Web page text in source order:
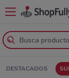
DESTACADOS